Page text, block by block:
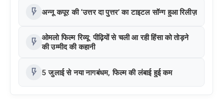
flash_on अन्नू कपूर की ‘उत्तर दा पुत्तर’ का टाइटल सॉन्ग हुआ रिलीज़
flash_on ओमलो फिल्म रिव्यू: पीढ़ियों से चली आ रही हिंसा को तोड़ने
की उम्मीद की कहानी
flash_on 5 जुलाई से नया नागबंधम, फिल्म की लंबाई हुई कम